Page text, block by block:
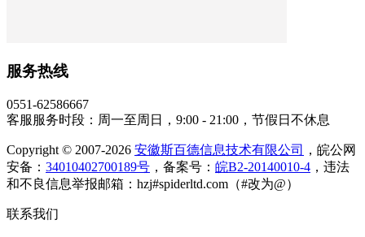
服务热线
0551-62586667
客服服务时段：周一至周日，9:00 - 21:00，节假日不休息
Copyright © 2007-2026 安徽斯百德信息技术有限公司
，皖公网
安备： 34010402700189号 ，备案号： 皖B2-20140010-4 ，违法
和不良信息举报邮箱：hzj#spiderltd.com（#改为@）
联系我们